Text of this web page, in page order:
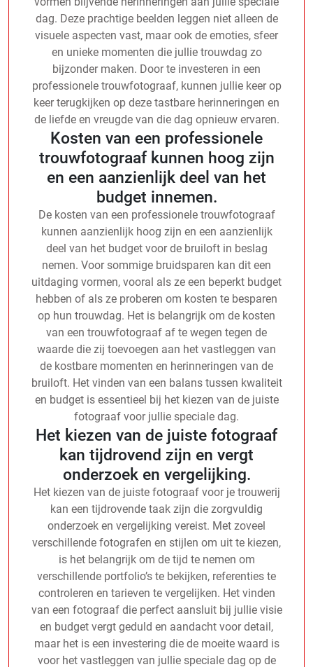
dag. Deze prachtige beelden leggen niet alleen de
visuele aspecten vast, maar ook de emoties, sfeer
en unieke momenten die jullie trouwdag zo
bijzonder maken. Door te investeren in een
professionele trouwfotograaf, kunnen jullie keer op
keer terugkijken op deze tastbare herinneringen en
de liefde en vreugde van die dag opnieuw ervaren.
Kosten van een professionele
trouwfotograaf kunnen hoog zijn
en een aanzienlijk deel van het
budget innemen.
De kosten van een professionele trouwfotograaf
kunnen aanzienlijk hoog zijn en een aanzienlijk
deel van het budget voor de bruiloft in beslag
nemen. Voor sommige bruidsparen kan dit een
uitdaging vormen, vooral als ze een beperkt budget
hebben of als ze proberen om kosten te besparen
op hun trouwdag. Het is belangrijk om de kosten
van een trouwfotograaf af te wegen tegen de
waarde die zij toevoegen aan het vastleggen van
de kostbare momenten en herinneringen van de
bruiloft. Het vinden van een balans tussen kwaliteit
en budget is essentieel bij het kiezen van de juiste
fotograaf voor jullie speciale dag.
Het kiezen van de juiste fotograaf
kan tijdrovend zijn en vergt
onderzoek en vergelijking.
Het kiezen van de juiste fotograaf voor je trouwerij
kan een tijdrovende taak zijn die zorgvuldig
onderzoek en vergelijking vereist. Met zoveel
verschillende fotografen en stijlen om uit te kiezen,
is het belangrijk om de tijd te nemen om
verschillende portfolio’s te bekijken, referenties te
controleren en tarieven te vergelijken. Het vinden
van een fotograaf die perfect aansluit bij jullie visie
en budget vergt geduld en aandacht voor detail,
maar het is een investering die de moeite waard is
voor het vastleggen van jullie speciale dag op de